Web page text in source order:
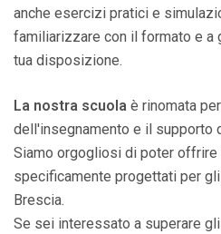
anche esercizi pratici e
familiarizzare con il formato e a
tua disposizione.
La nostra scuola è rinomata
dell'insegnamento e il supporto
Siamo orgogliosi di poter offrire
specificamente progettati per
Brescia.
Se sei interessato a superare